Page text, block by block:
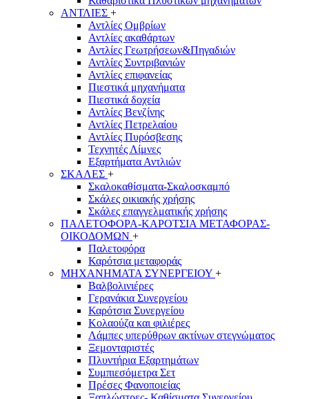
ΑΝΤΛΙΕΣ +
Αντλίες Ομβρίων
Αντλίες ακαθάρτων
Αντλίες Γεωτρήσεων&Πηγαδιών
Αντλίες Συντριβανιών
Αντλίες επιφανείας
Πιεστικά μηχανήματα
Πιεστικά δοχεία
Αντλίες Βενζίνης
Αντλίες Πετρελαίου
Αντλίες Πυρόσβεσης
Τεχνητές Λίμνες
Εξαρτήματα Αντλιών
ΣΚΑΛΕΣ +
Σκαλοκαθίσματα-Σκαλοσκαμπό
Σκάλες οικιακής χρήσης
Σκάλες επαγγελματικής χρήσης
ΠΑΛΕΤΟΦΟΡΑ-ΚΑΡΟΤΣΙΑ ΜΕΤΑΦΟΡΑΣ-
ΟΙΚΟΔΟΜΩΝ +
Παλετοφόρα
Καρότσια μεταφοράς
ΜΗΧΑΝΗΜΑΤΑ ΣΥΝΕΡΓΕΙΟΥ +
Βαλβολινιέρες
Γερανάκια Συνεργείου
Καρότσια Συνεργείου
Κολαούζα και φιλιέρες
Λάμπες υπερύθρων ακτίνων στεγνώματος
Ξεμονταριστές
Πλυντήρια Εξαρτημάτων
Συμπιεσόμετρα Σετ
Πρέσες Φανοποιείας